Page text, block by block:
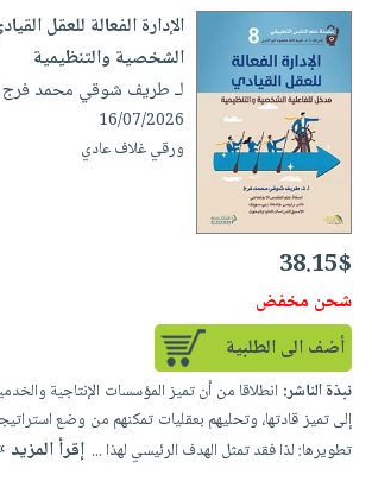
ملابس
مطرزات
حقائب
حلي
عناية
بالذات
صابون
أطفال
مناسبات
iKitab
بلا
حدود
نيل
وفرات
عن
الشركة
سياسة
الشركة
فيديوهات
يتكرر
طرحها
خدمات
نيل
وفرات
حسابك
لائحة
الأمنيات
عربة
التسوق
نشرة
الإصدارات
الإدارة الفعالة للعقل
الشخصية والتنظيمية
لـ طريف شوقي محمد فرج
16/07/2026
ورقي غلاف عادي
38.15$
شحن مخفض
أضف الى الطلبية
نبذة الناشر: انطلاقا من أن تميز المؤسسات الإنتاجية
إلى تميز قادتها، وتحليهم بعقليات تمكنهم من وضع
تطويرها: لذا فقد تمثل الهدف الرئيسي لهذا ... إقرأ المزيد